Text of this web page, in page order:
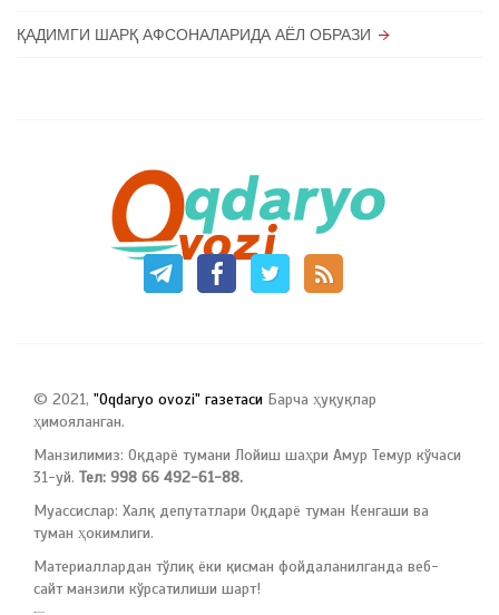
ҚАДИМГИ ШАРҚ АФСОНАЛАРИДА АЁЛ ОБРАЗИ
© 2021, "Oqdaryo ovozi" газетаси Барча ҳуқуқлар
ҳимояланган.
Манзилимиз: Оқдарё тумани Лойиш шаҳри Амур Темур кўчаси
31-уй. Тел: 998 66 492-61-88.
Муассислар: Халқ депутатлари Оқдарё туман Кенгаши ва
туман ҳокимлиги.
Материаллардан тўлиқ ёки қисман фойдаланилганда веб-
сайт манзили кўрсатилиши шарт!